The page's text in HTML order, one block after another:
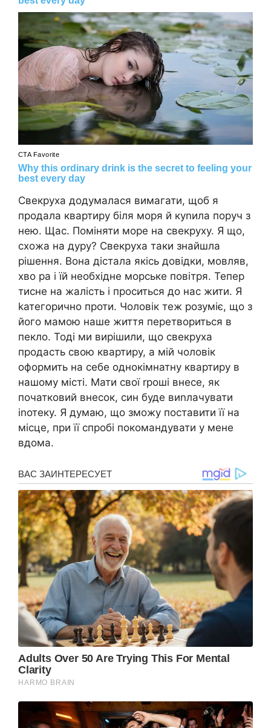
Свекруха додумалася вимагати, щоб я
продала квартиру біля моря й куnила поруч з
нею. Щас. Поміняти море на свекруху. Я що,
схожа на дуру? Свекруха таки знайшла
рішення. Вона дістала якісь довідки, мовляв,
хво ра і їй необхідне морське повітря. Тепер
тисне на жалість і проситься до нас жити. Я
kатегорично проти. Чоловік теж розуміє, що з
його мамою наше життя перетвориться в
пекло. Тоді ми вирішили, що свекруха
продасть свою квартиру, а мій чоловік
оформить на себе однокімнатну квартиру в
нашому місті. Мати свої rроші внесе, як
початковий внесок, син буде виnлачувати
іnотеку. Я думаю, що зможу поставити її на
місце, при її спробі покомандувати у мене
вдома.